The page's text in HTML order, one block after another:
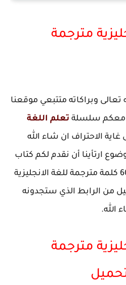
مترجمة
تعالى وبراكاته متتبعي موقعنا
معكم سلسلة تعلم اللغة
الاحتراف ان شاء الله
ارتأينا أن نقدم لكم كتاب
PDF يتضمن أزيد من 6000 كلمة مترجمة للغة الانجليزية
من الرابط الذي ستجدونه
الله.
مترجمة